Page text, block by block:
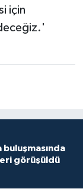
için
buluşmasında
görüşüldü